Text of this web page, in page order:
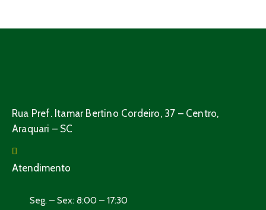
Rua Pref. Itamar Bertino Cordeiro, 37 – Centro,
Araquari – SC
Atendimento
Seg. – Sex: 8:00 – 17:30